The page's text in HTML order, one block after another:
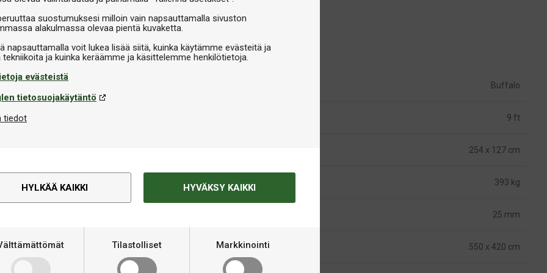
suostumuksesi milloin vain napsauttamalla sivuston
alakulmassa olevaa pientä kuvaketta.
napsauttamalla voit lukea lisää siitä, kuinka käytämme evästeitä ja
evästeistä
tietosuojakäytäntö
tiedot
HYLKÄÄ KAIKKI HYVÄKSY KAIKKI
Tilastolliset Markkinointi
pelilaadulla
muotoilun ja korkean
pelaajille. Vankka rakenne ja
Buffalo Rider III
ja
ja yhdistää tyylikkyyden ja
helppoa,
varmistavat pitkän
Tekninen informaatio
Buffalo
9 ft
254 x 127 cm
393 kg
25 mm
Suositeltu tila 550 x 420 cm